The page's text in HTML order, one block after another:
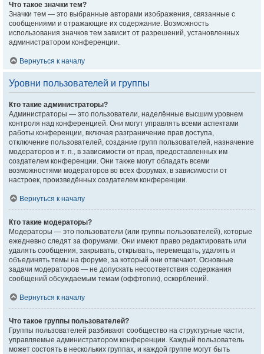
Что такое значки тем?
Значки тем — это выбранные авторами изображения, связанные с
сообщениями и отражающие их содержание. Возможность
использования значков тем зависит от разрешений, установленных
администратором конференции.
Вернуться к началу
Уровни пользователей и группы
Кто такие администраторы?
Администраторы — это пользователи, наделённые высшим уровнем
контроля над конференцией. Они могут управлять всеми аспектами
работы конференции, включая разграничение прав доступа,
отключение пользователей, создание групп пользователей, назначение
модераторов и т. п., в зависимости от прав, предоставленных им
создателем конференции. Они также могут обладать всеми
возможностями модераторов во всех форумах, в зависимости от
настроек, произведённых создателем конференции.
Вернуться к началу
Кто такие модераторы?
Модераторы — это пользователи (или группы пользователей), которые
ежедневно следят за форумами. Они имеют право редактировать или
удалять сообщения, закрывать, открывать, перемещать, удалять и
объединять темы на форуме, за который они отвечают. Основные
задачи модераторов — не допускать несоответствия содержания
сообщений обсуждаемым темам (оффтопик), оскорблений.
Вернуться к началу
Что такое группы пользователей?
Группы пользователей разбивают сообщество на структурные части,
управляемые администратором конференции. Каждый пользователь
может состоять в нескольких группах, и каждой группе могут быть